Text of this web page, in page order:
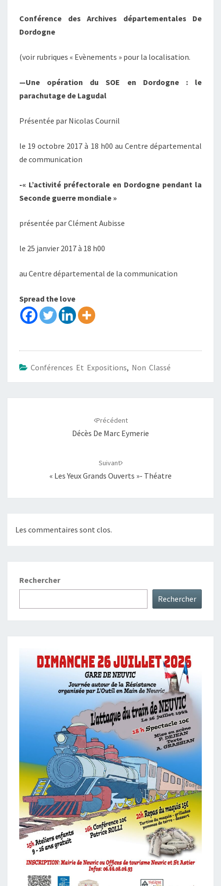
Conférence des Archives départementales De
Dordogne
(voir rubriques « Evènements » pour la localisation.
—Une opération du SOE en Dordogne : le
parachutage de Lagudal
Présentée par Nicolas Cournil
le 19 octobre 2017 à 18 h00 au Centre départemental
de communication
-« L’activité préfectorale en Dordogne pendant la
Seconde guerre mondiale »
présentée par Clément Aubisse
le 25 janvier 2017 à 18 h00
au Centre départemental de la communication
Spread the love
Conférences Et Expositions, Non Classé
Précédent
Décès De Marc Eymerie
Suivant
« Les Yeux Grands Ouverts »- Théatre
Les commentaires sont clos.
Rechercher
Rechercher